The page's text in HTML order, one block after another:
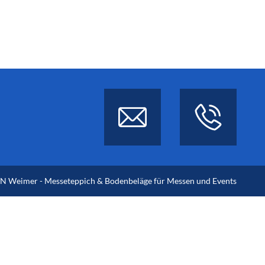
Weimer - Messeteppich & Bodenbeläge für Messen und Events